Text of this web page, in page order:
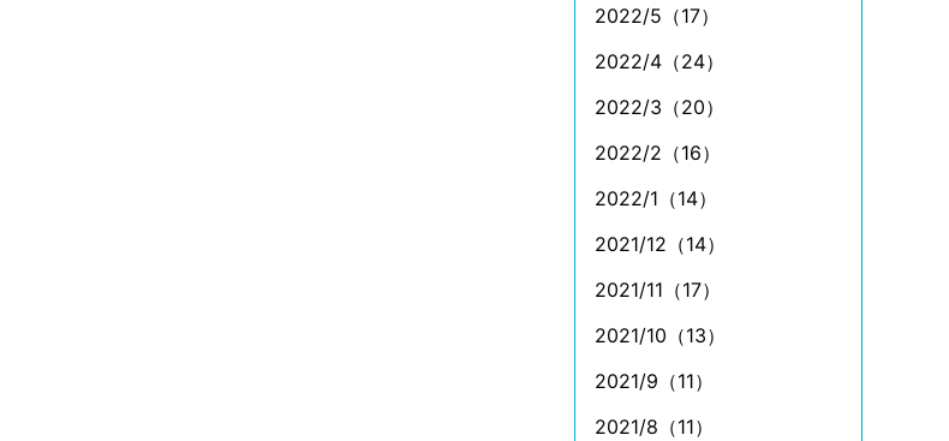
2022/5（17）
2022/4（24）
2022/3（20）
2022/2（16）
2022/1（14）
2021/12（14）
2021/11（17）
2021/10（13）
2021/9（11）
2021/8（11）